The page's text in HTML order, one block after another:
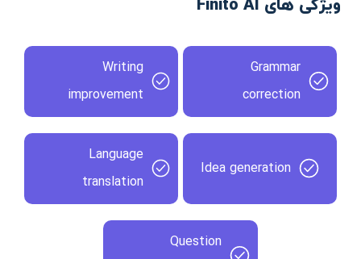
ویژگی های Finito AI
Grammar
correction
Writing
improvement
Idea generation
Language
translation
Question